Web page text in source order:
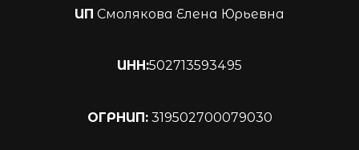
ИП Смолякова Елена Юрьевна
ИНН:502713593495
ОГРНИП:319502700079030